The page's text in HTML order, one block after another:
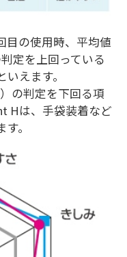
目の使用時、平均値
定を上回っている
えます。
の判定を下回る項
Hは、手袋装着など
。